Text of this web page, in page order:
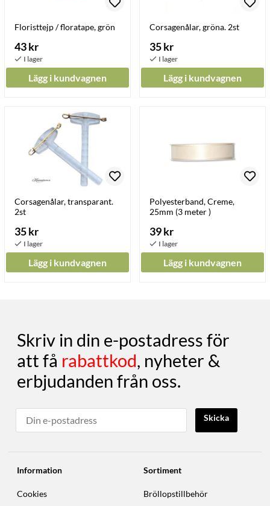
Floristtejp / floratape, grön
43 kr
Lägg i kundvagnen
Corsagenålar, gröna. 2st
35 kr
Lägg i kundvagnen
Corsagenålar, transparant.
2st
35 kr
Lägg i kundvagnen
Polyesterband, Creme,
25mm (3 meter )
39 kr
Lägg i kundvagnen
Skriv in din e-postadress för
att få rabattkod, nyheter &
erbjudanden från oss.
Skicka
Information
Cookies
Sortiment
Bröllopstillbehör